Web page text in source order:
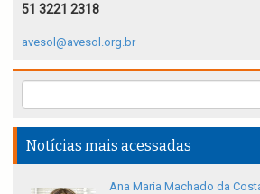
51 3221 2318
avesol@avesol.org.br
Notícias mais acessadas
Ana Maria Machado da